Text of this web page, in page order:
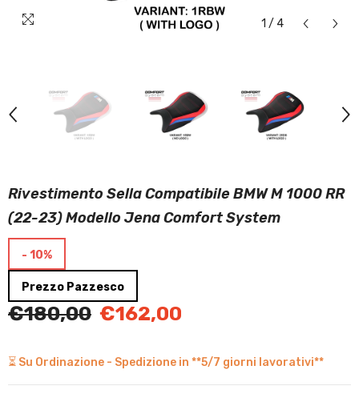
1 / 4
Rivestimento Sella Compatibile BMW M 1000 RR
(22-23) Modello Jena Comfort System
- 10%
Prezzo Pazzesco
€180,00 €162,00
⏳ Su Ordinazione - Spedizione in **5/7 giorni lavorativi**